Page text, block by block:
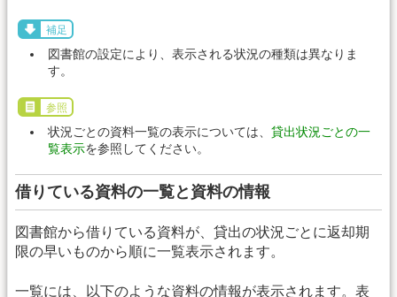
補足
図書館の設定により、表示される状況の種類は異なりま
す。
参照
状況ごとの資料一覧の表示については、 貸出状況ごとの一
覧表示を参照してください。
借りている資料の一覧と資料の情報
図書館から借りている資料が、貸出の状況ごとに返却期
限の早いものから順に一覧表示されます。
一覧には、以下のような資料の情報が表示されます。表